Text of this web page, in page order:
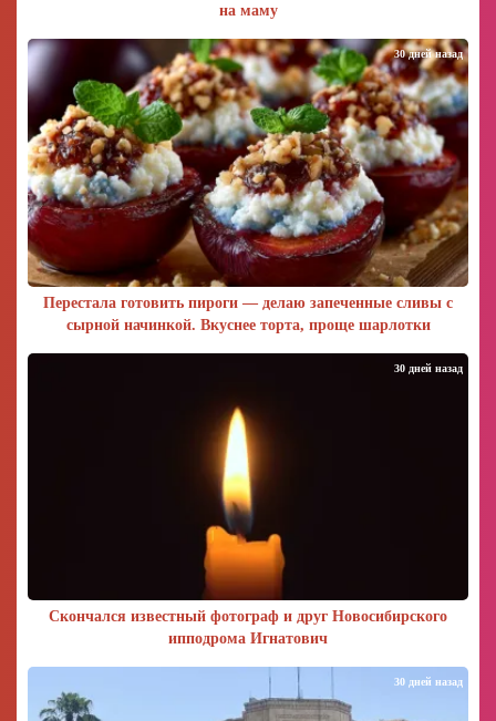
на маму
Перестала готовить пироги — делаю запеченные сливы с
сырной начинкой. Вкуснее торта, проще шарлотки
30 дней назад
Скончался известный фотограф и друг Новосибирского
ипподрома Игнатович
30 дней назад
30 дней назад